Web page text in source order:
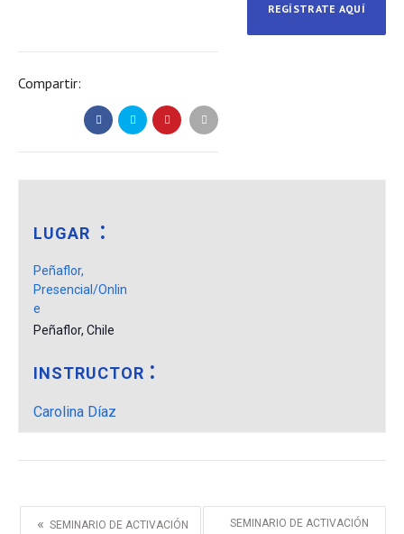
REGÍSTRATE AQUÍ
LUGAR
Peñaflor,
Presencial/Onlin
e
Peñaflor, Chile
INSTRUCTOR
Carolina Díaz
Compartir:
« SEMINARIO DE ACTIVACIÓN SEMINARIO DE ACTIVACIÓN